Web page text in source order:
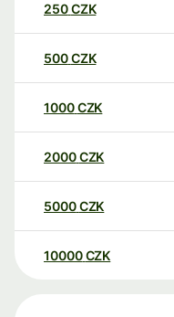
250CZK
500CZK
1000CZK
2000CZK
5000CZK
10000 CZK